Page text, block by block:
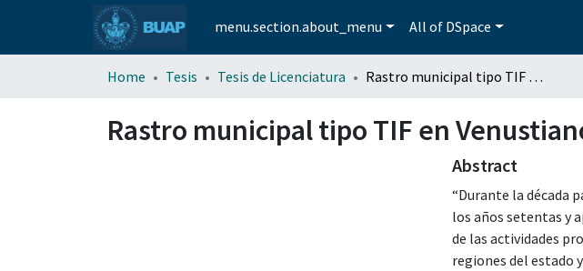
menu.section.about_menu All of DSpace
Home Tesis Tesis de Licenciatura Rastro municipal tipo TIF en Venustiano Carranza, Puebla
Rastro municipal tipo TIF en
Abstract
“Durante la década
los años setentas y
de las actividades
regiones del estado